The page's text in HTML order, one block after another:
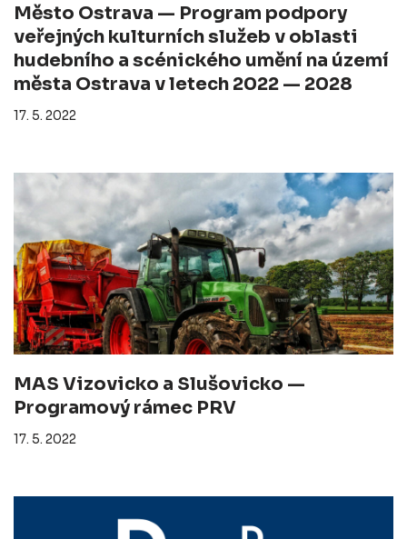
Město Ostrava — Program podpory
veřejných kulturních služeb v oblasti
hudebního a scénického umění na území
města Ostrava v letech 2022 — 2028
17. 5. 2022
MAS Vizovicko a Slušovicko —
Programový rámec PRV
17. 5. 2022